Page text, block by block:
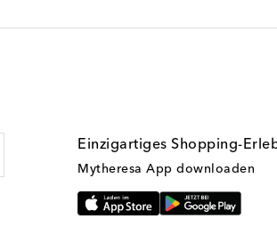
Einzigartiges Shopping-
Mytheresa App downloaden